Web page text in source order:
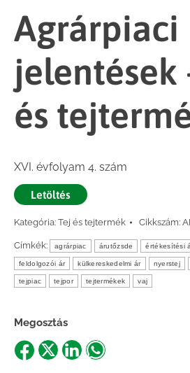
Agrárpiaci
jelentések
és
XVI. évfolyam 4. szám
Letöltés
Kategória: Tej és tejtermék Cikkszám:
Címkék: agrárpiac árutőzsde értékesítési
feldolgozói ár külkereskedelmi ár nyerstej
tejpiac tejpor tejtermékek vaj
Megosztás
ShareShareShareShare